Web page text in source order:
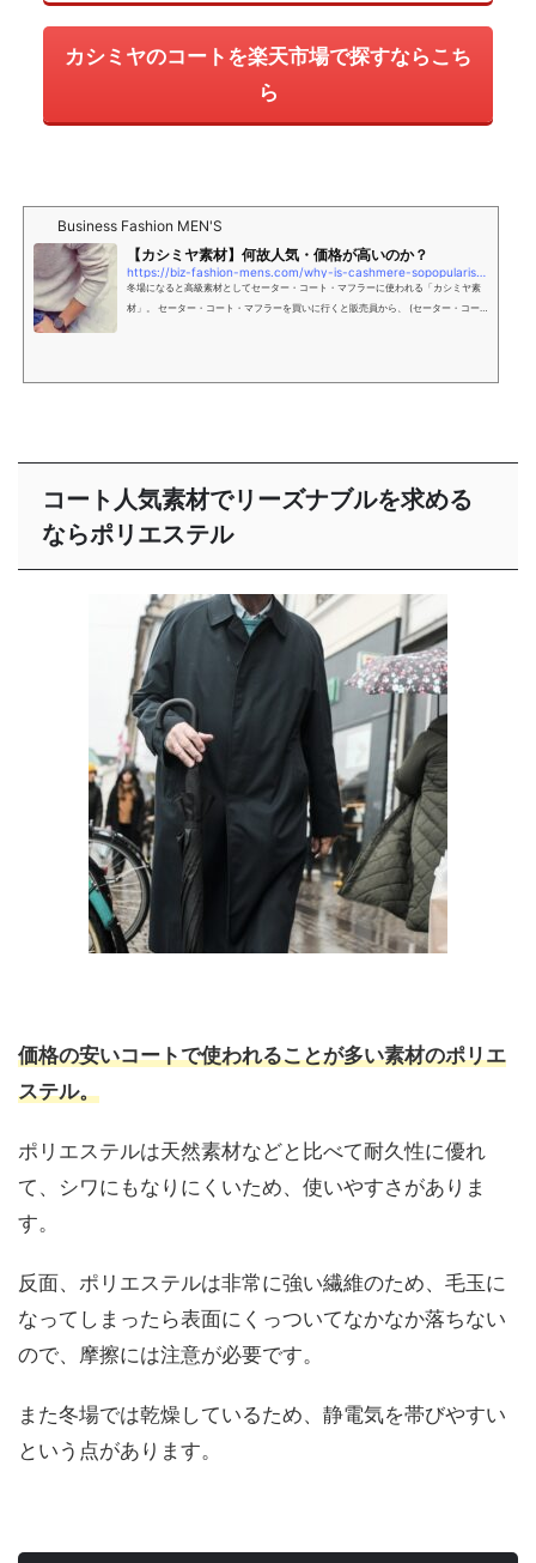
カシミヤのコートを楽天市場で探すならこち
ら
Business Fashion MEN'S
【カシミヤ素材】何故人気・価格が高いのか？
冬場になると高級素材としてセーター・コート・マフラーに使われる「カシミヤ素
材」。 セーター・コート・マフラーを買いに行くと販売員から、 (セーター・コー
コート人気素材でリーズナブルを求める
ならポリエステル
価格の安いコートで使われることが多い素材のポリエ
ステル。
ポリエステルは天然素材などと比べて耐久性に優れ
て、シワにもなりにくいため、使いやすさがありま
す。
反面、ポリエステルは非常に強い繊維のため、毛玉に
なってしまったら表面にくっついてなかなか落ちない
ので、摩擦には注意が必要です。
また冬場では乾燥しているため、静電気を帯びやすい
という点があります。